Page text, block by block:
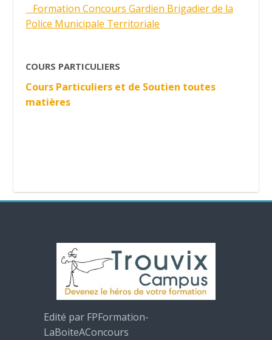
Formation Concours Gardien Brigadier de la
Police Municipale Territoriale
COURS PARTICULIERS
Cours Particuliers et de Soutien toutes
matières
Edité par FPFormation-
LaBoiteAConcours